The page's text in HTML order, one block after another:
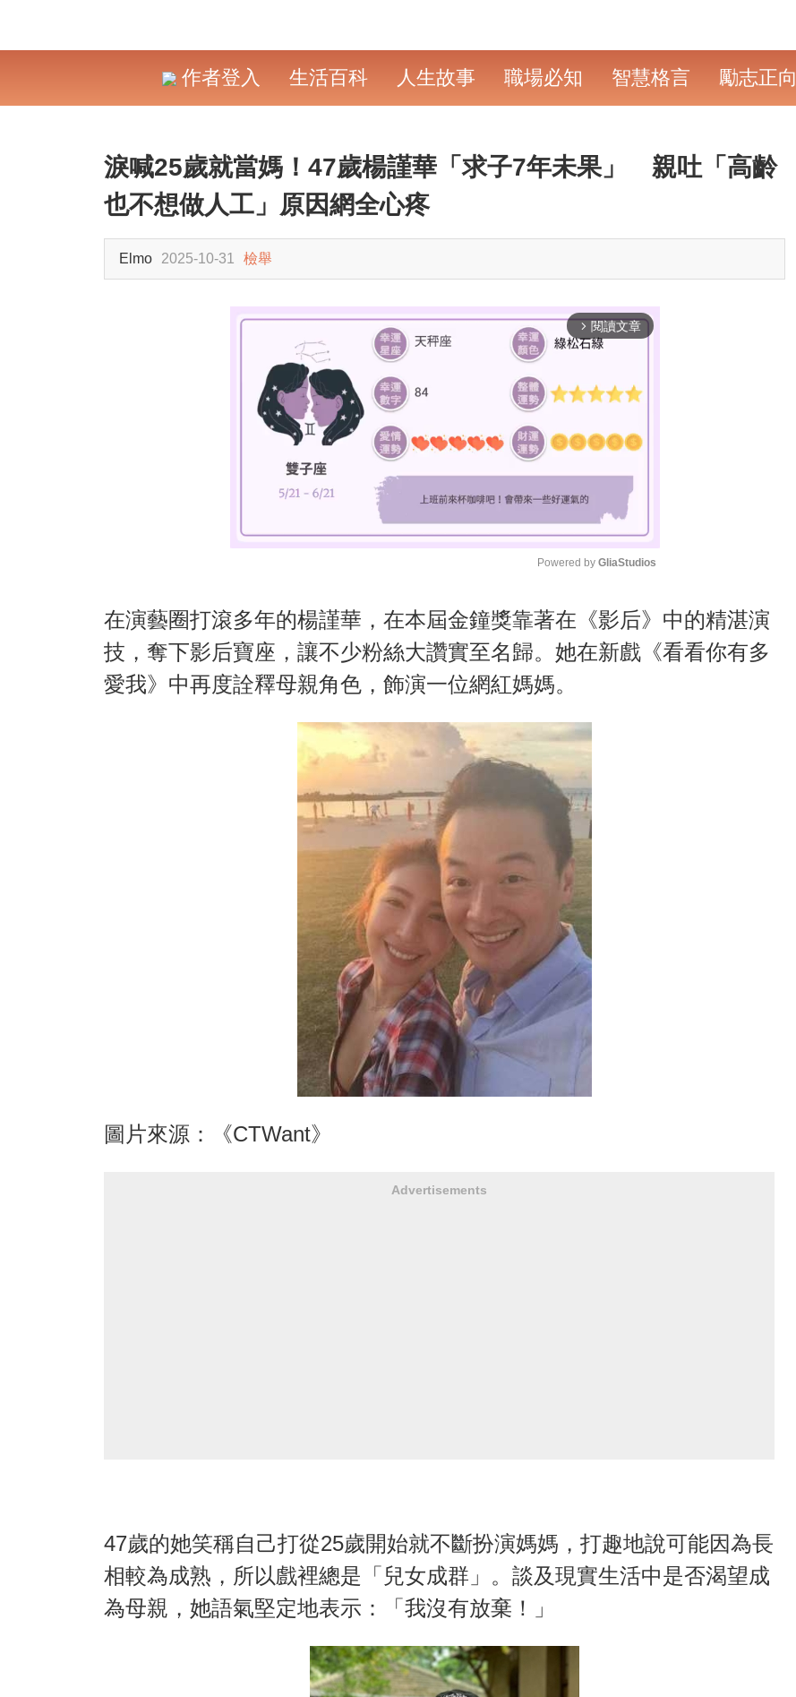
作者登入 生活百科 人生故事 職場必知 智慧格言 勵志正向
淚喊25歲就當媽！47歲楊謹華「求子7年未果」 親吐「高齡
也不想做人工」原因網全心疼
Elmo 2025-10-31 檢舉
arrow_forward_ios 閱讀文章
M
u
t
Powered by GliaStudios
在演藝圈打滾多年的楊謹華，在本屆金鐘獎靠著在《影后》中的精湛演
技，奪下影后寶座，讓不少粉絲大讚實至名歸。她在新戲《看看你有多
愛我》中再度詮釋母親角色，飾演一位網紅媽媽。
圖片來源：《CTWant》
Advertisements
47歲的她笑稱自己打從25歲開始就不斷扮演媽媽，打趣地說可能因為長
相較為成熟，所以戲裡總是「兒女成群」。談及現實生活中是否渴望成
為母親，她語氣堅定地表示：「我沒有放棄！」